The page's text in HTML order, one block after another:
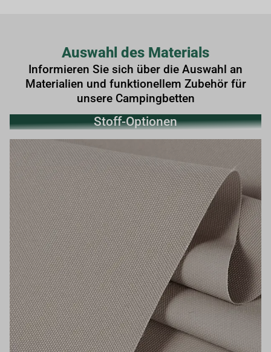
Auswahl des Materials
Informieren Sie sich über die Auswahl an
Materialien und funktionellem Zubehör für
unsere Campingbetten
Stoff-Optionen